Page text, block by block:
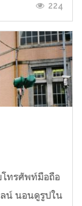
224
โทรศัพท์มือถือ
น์ นอนดูรูปใน